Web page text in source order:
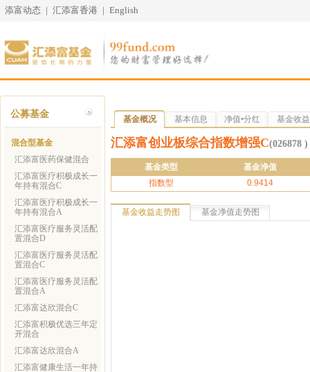
添富动态 | 汇添富香港 | English
公募基金
混合型基金
汇添富医药保健混合
汇添富医疗积极成长一
年持有混合C
汇添富医疗积极成长一
年持有混合A
汇添富医疗服务灵活配
置混合D
汇添富医疗服务灵活配
置混合C
汇添富医疗服务灵活配
置混合A
汇添富达欣混合C
汇添富积极优选三年定
开混合
汇添富达欣混合A
汇添富健康生活一年持
基金概况 基本信息 净值•分红 基金收益
汇添富创业板综合指数增强C(026878 )
基金类型
基金净值
指数型
0.9414
基金收益走势图 基金净值走势图